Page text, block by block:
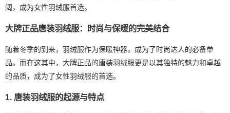
阔，成为女性羽绒服首选。
大牌正品唐装羽绒服：时尚与保暖的完美结合
随着冬季的到来，羽绒服作为保暖神器，成为了时尚达人的必备单
品。而在这其中，大牌正品的唐装羽绒服更是以其独特的魅力和卓越
的品质，成为了女性羽绒服的首选。
1. 唐装羽绒服的起源与特点